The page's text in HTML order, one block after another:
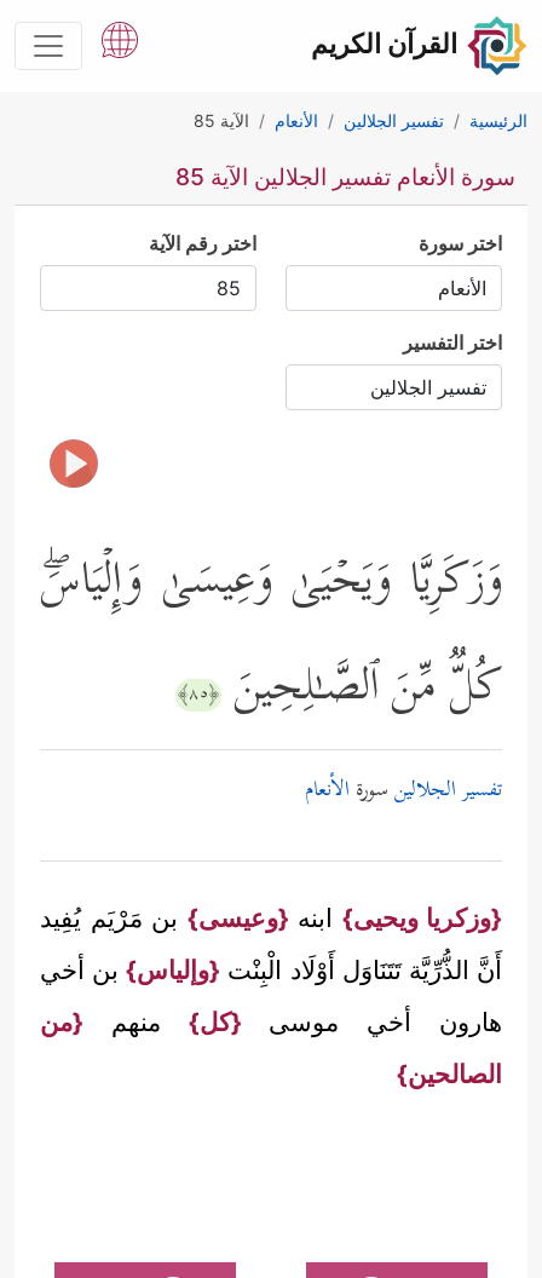
القرآن الكريم
الرئيسية تفسير الجلالين الأنعام الآية 85
سورة الأنعام تفسير الجلالين الآية 85
اختر سورة اختر رقم الآية
اختر التفسير
وَزَكَرِیَّا وَیَحۡیَىٰ وَعِیسَىٰ وَإِلۡیَاسَۖ
كُلࣱّ مِّنَ ٱلصَّـٰلِحِینَ ﴿٨٥﴾
تفسير الجلالينسورة الأنعام
{وزكريا ويحيى} ابنه {وعيسى} بن مَرْيَم يُفِيد
أَنَّ الذُّرِّيَّة تَتَنَاوَل أَوْلَاد الْبِنْت {وإلياس}بن أخي
هارون أخي موسى {كل} منهم {من
الصالحين}